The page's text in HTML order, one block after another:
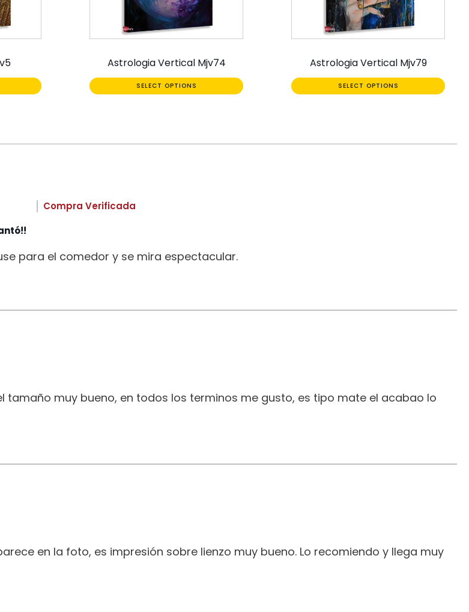
Astrologia Vertical Mjv74
SELECT OPTIONS
Astrologia Vertical Mjv79
SELECT OPTIONS
Compra Verificada
para el comedor y se mira espectacular.
tamaño muy bueno, en todos los terminos me gusto, es tipo mate el acabao lo
en la foto, es impresión sobre lienzo muy bueno. Lo recomiendo y llega muy